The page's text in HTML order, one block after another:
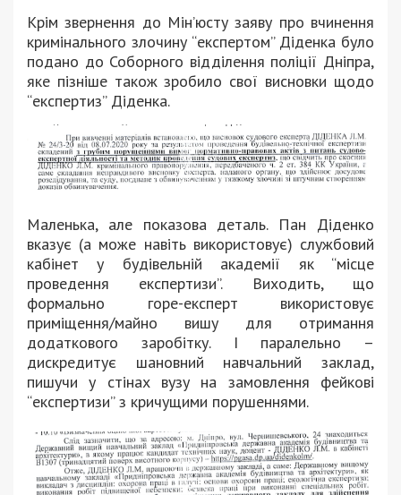
Крім звернення до Мін’юсту заяву про вчинення
кримінального злочину “експертом” Діденка було
подано до Соборного відділення поліції Дніпра,
яке пізніше також зробило свої висновки щодо
“експертиз” Діденка.
Маленька, але показова деталь. Пан Діденко
вказує (а може навіть використовує) службовий
кабінет у будівельній академії як “місце
проведення експертизи”. Виходить, що
формально горе-експерт використовує
приміщення/майно вишу для отримання
додаткового заробітку. І паралельно –
дискредитує шановний навчальний заклад,
пишучи у стінах вузу на замовлення фейкові
“експертизи” з кричущими порушеннями.